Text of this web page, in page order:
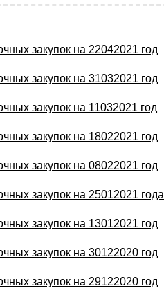
закупок на 22042021 год
закупок на 31032021 год
закупок на 11032021 год
закупок на 18022021 год
закупок на 08022021 год
закупок на 25012021 года
закупок на 13012021 год
закупок на 30122020 год
закупок на 29122020 год